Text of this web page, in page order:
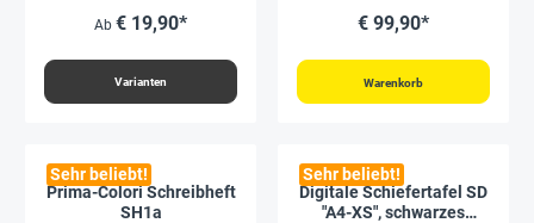
Ab € 19,90*
Varianten
€ 99,90*
Warenkorb
Sehr beliebt!
Prima-Colori Schreibheft
SH1a
Sehr beliebt!
Digitale Schiefertafel SD
"A4-XS", schwarzes